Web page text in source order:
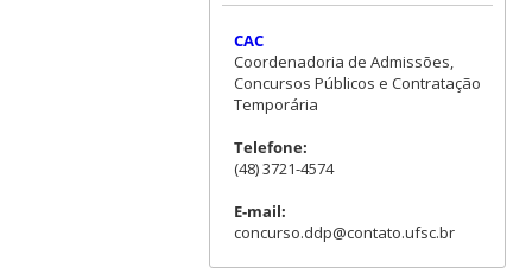
CAC
Coordenadoria de Admissões,
Concursos Públicos e Contratação
Temporária
Telefone:
(48) 3721-4574
E-mail:
concurso.ddp@contato.ufsc.br